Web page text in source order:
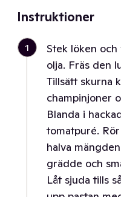
Instruktioner
1
Stek löken
olja. Fräs den
Tillsätt skurna
champinjoner
Blanda i
tomatpuré.
halva
grädde och
Låt sjuda tills